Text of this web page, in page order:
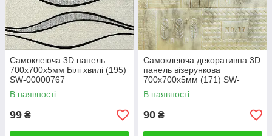
Самоклеюча 3D панель
700x700x5мм Білі хвилі (195)
SW-00000767
В наявності
99 ₴
Самоклеюча декоративна 3D
панель візерункова
700x700x5мм (171) SW-
00000251
В наявності
90 ₴